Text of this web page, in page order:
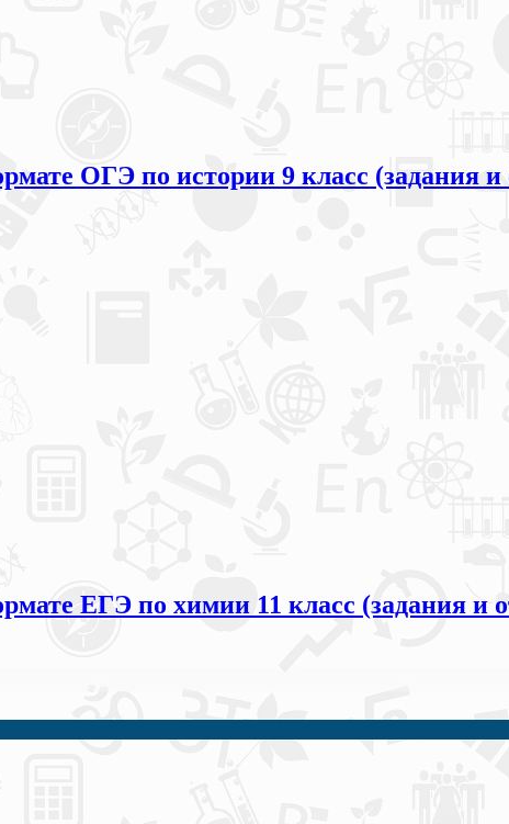
ОГЭ по истории 9 класс (задания и
ЕГЭ по химии 11 класс (задания и